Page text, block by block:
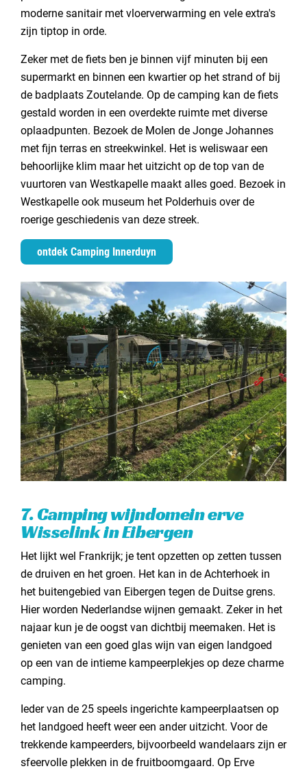
moderne sanitair met vloerverwarming en vele extra's
zijn tiptop in orde.
Zeker met de fiets ben je binnen vijf minuten bij een
supermarkt en binnen een kwartier op het strand of bij
de badplaats Zoutelande. Op de camping kan de fiets
gestald worden in een overdekte ruimte met diverse
oplaadpunten. Bezoek de Molen de Jonge Johannes
met fijn terras en streekwinkel. Het is weliswaar een
behoorlijke klim maar het uitzicht op de top van de
vuurtoren van Westkapelle maakt alles goed. Bezoek in
Westkapelle ook museum het Polderhuis over de
roerige geschiedenis van deze streek.
ontdek Camping Innerduyn
7. Camping wijndomein erve
Wisselink in Eibergen
Het lijkt wel Frankrijk; je tent opzetten op zetten tussen
de druiven en het groen. Het kan in de Achterhoek in
het buitengebied van Eibergen tegen de Duitse grens.
Hier worden Nederlandse wijnen gemaakt. Zeker in het
najaar kun je de oogst van dichtbij meemaken. Het is
genieten van een goed glas wijn van eigen landgoed
op een van de intieme kampeerplekjes op deze charme
camping.
Ieder van de 25 speels ingerichte kampeerplaatsen op
het landgoed heeft weer een ander uitzicht. Voor de
trekkende kampeerders, bijvoorbeeld wandelaars zijn er
sfeervolle plekken in de fruitboomgaard. Op Erve